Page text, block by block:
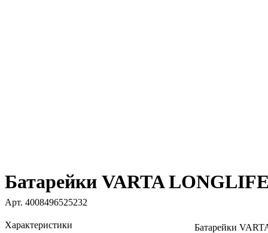
Батарейки VARTA
Арт. 4008496525232
Характеристики
Батарейки